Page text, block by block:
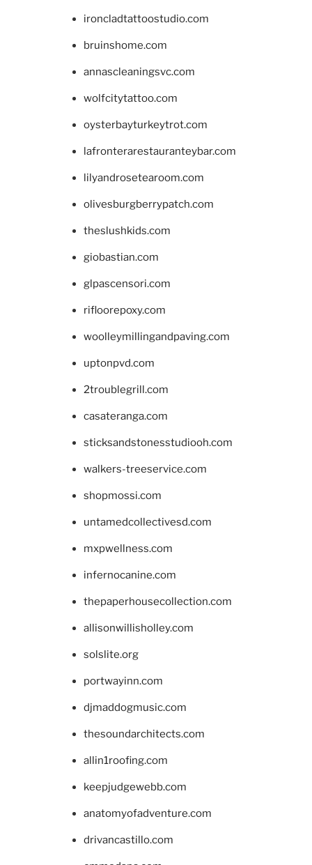
ironcladtattoostudio.com
bruinshome.com
annascleaningsvc.com
wolfcitytattoo.com
oysterbayturkeytrot.com
lafronterarestauranteybar.com
lilyandrosetearoom.com
olivesburgberrypatch.com
theslushkids.com
giobastian.com
glpascensori.com
rifloorepoxy.com
woolleymillingandpaving.com
uptonpvd.com
2troublegrill.com
casateranga.com
sticksandstonesstudiooh.com
walkers-treeservice.com
shopmossi.com
untamedcollectivesd.com
mxpwellness.com
infernocanine.com
thepaperhousecollection.com
allisonwillisholley.com
solslite.org
portwayinn.com
djmaddogmusic.com
thesoundarchitects.com
allin1roofing.com
keepjudgewebb.com
anatomyofadventure.com
drivancastillo.com